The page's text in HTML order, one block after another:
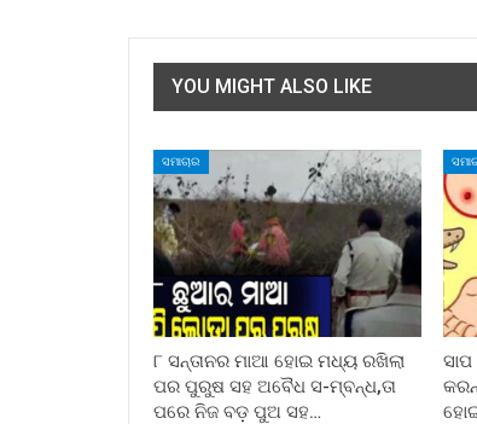
YOU MIGHT ALSO LIKE
ସମାଚାର
୮ ସନ୍ତାନର ମାଆ ହୋଇ ମଧ୍ୟ ରଖିଲା
ପର ପୁରୁଷ ସହ ଅବୈଧ ସ-ମ୍ବନ୍ଧ,ତା
ପରେ ନିଜ ବଡ଼ ପୁଅ ସହ…